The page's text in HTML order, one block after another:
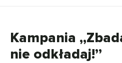
Kampania
nie odkładaj!”